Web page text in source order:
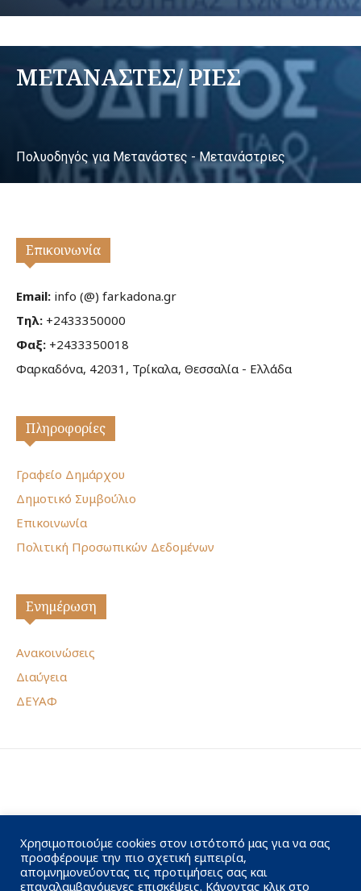
ΜΕΤΑΝΑΣΤΕΣ/ ΡΙΕΣ
Πολυοδηγός για Μετανάστες - Μετανάστριες
Επικοινωνία
Email: info (@) farkadona.gr
Τηλ: +2433350000
Φαξ: +2433350018
Φαρκαδόνα, 42031, Τρίκαλα, Θεσσαλία - Ελλάδα
Πληροφορίες
Γραφείο Δημάρχου
Δημοτικό Συμβούλιο
Επικοινωνία
Πολιτική Προσωπικών Δεδομένων
Ενημέρωση
Ανακοινώσεις
Διαύγεια
ΔΕΥΑΦ
Χρησιμοποιούμε cookies στον ιστότοπό μας για να σας
προσφέρουμε την πιο σχετική εμπειρία,
απομνημονεύοντας τις προτιμήσεις σας και
επαναλαμβανόμενες επισκέψεις. Κάνοντας κλικ στο